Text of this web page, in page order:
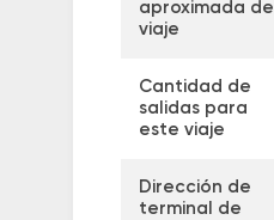
aproximada de
viaje
Cantidad de
salidas para
este viaje
Dirección de
terminal de